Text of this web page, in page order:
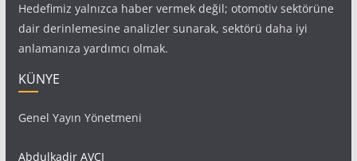
Hedefimiz yalnızca haber vermek değil; otomotiv sektörüne
dair derinlemesine analizler sunarak, sektörü daha iyi
anlamanıza yardımcı olmak.
KÜNYE
Genel Yayın Yönetmeni
Abdulkadir AVCI